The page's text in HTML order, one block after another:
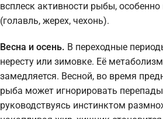
всплеск активности рыбы, особенно
(голавль, жерех, чехонь).
Весна и осень. В переходные
нересту или зимовке. Её
замедляется. Весной, во время
рыба может игнорировать
руководствуясь инстинктом